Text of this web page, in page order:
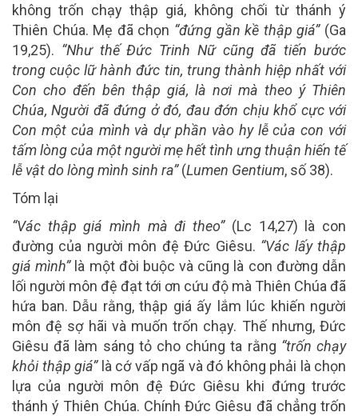
không trốn chạy thập giá, không chối từ thánh ý
Thiên Chúa. Mẹ đã chọn “đứng gần kề thập giá”(Ga
19,25). “Như thế Đức Trinh Nữ cũng đã tiến bước
trong cuộc lữ hành đức tin, trung thành hiệp nhất với
Con cho đến bên thập giá, là nơi mà theo ý Thiên
Chúa, Người đã đứng ở đó, đau đớn chịu khổ cực với
Con một của mình và dự phần vào hy lễ của con với
tấm lòng của một người mẹ hết tình ưng thuận hiến tế
lễ vật do lòng mình sinh ra”(Lumen Gentium, số 38).
Tóm lại
“Vác thập giá mình mà đi theo”(Lc 14,27) là con
đường của người môn đệ Đức Giêsu. “Vác lấy thập
giá mình”là một đòi buộc và cũng là con đường dẫn
lối người môn đệ đạt tới ơn cứu độ mà Thiên Chúa đã
hứa ban. Dẫu rằng, thập giá ấy lắm lúc khiến người
môn đệ sợ hãi và muốn trốn chạy. Thế nhưng, Đức
Giêsu đã làm sáng tỏ cho chúng ta rằng “trốn chạy
khỏi thập giá”là cớ vấp ngã và đó không phải là chọn
lựa của người môn đệ Đức Giêsu khi đứng trước
thánh ý Thiên Chúa. Chính Đức Giêsu đã chẳng trốn